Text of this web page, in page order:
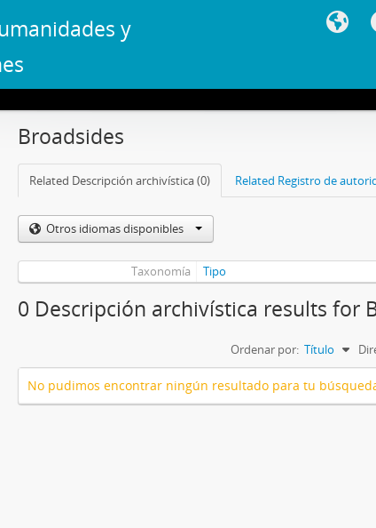
y
Broadsides
Related Descripción archivística (0) Related Registro de
Otros idiomas disponibles
Taxonomía Tipo
0 Descripción archivística results for
Ordenar por: Título
No pudimos encontrar ningún resultado para tu